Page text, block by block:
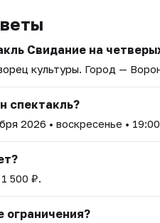
Свидание на
культуры. Город —
спектакль?
2026 • воскресенье •
500 ₽.
ограничения?